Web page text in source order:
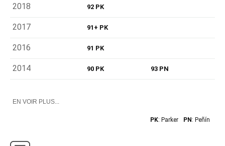
2018 92 PK
2017 91+ PK
2016 91 PK
2014 90 PK 93 PN
EN VOIR PLUS...
PK: Parker PN: Peñín